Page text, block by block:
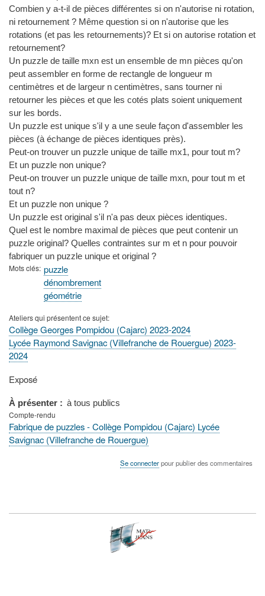
Combien y a-t-il de pièces différentes si on n'autorise ni rotation,
ni retournement ? Même question si on n'autorise que les
rotations (et pas les retournements)? Et si on autorise rotation et
retournement?
Un puzzle de taille mxn est un ensemble de mn pièces qu'on
peut assembler en forme de rectangle de longueur m
centimètres et de largeur n centimètres, sans tourner ni
retourner les pièces et que les cotés plats soient uniquement
sur les bords.
Un puzzle est unique s'il y a une seule façon d'assembler les
pièces (à échange de pièces identiques près).
Peut-on trouver un puzzle unique de taille mx1, pour tout m?
Et un puzzle non unique?
Peut-on trouver un puzzle unique de taille mxn, pour tout m et
tout n?
Et un puzzle non unique ?
Un puzzle est original s'il n'a pas deux pièces identiques.
Quel est le nombre maximal de pièces que peut contenir un
puzzle original? Quelles contraintes sur m et n pour pouvoir
fabriquer un puzzle unique et original ?
Mots clés puzzle
dénombrement
géométrie
Ateliers qui présentent ce sujet
Collège Georges Pompidou (Cajarc) 2023-2024
Lycée Raymond Savignac (Villefranche de Rouergue) 2023-
2024
Type
présentation
congrès
Exposé
À présenter
à tous publics
Compte-rendu
Fabrique de puzzles - Collège Pompidou (Cajarc) Lycée
Savignac (Villefranche de Rouergue)
Se connecterpour publier des commentaires